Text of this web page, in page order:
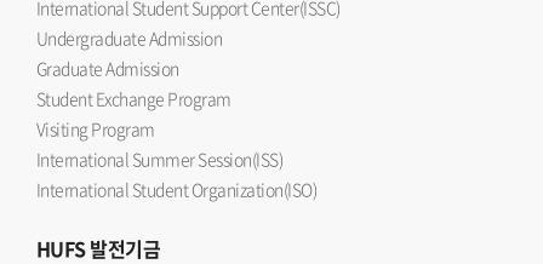
International Student Support Center(ISSC)
Undergraduate Admission
Graduate Admission
Student Exchange Program
Visiting Program
International Summer Session(ISS)
International Student Organization(ISO)
HUFS발전기금